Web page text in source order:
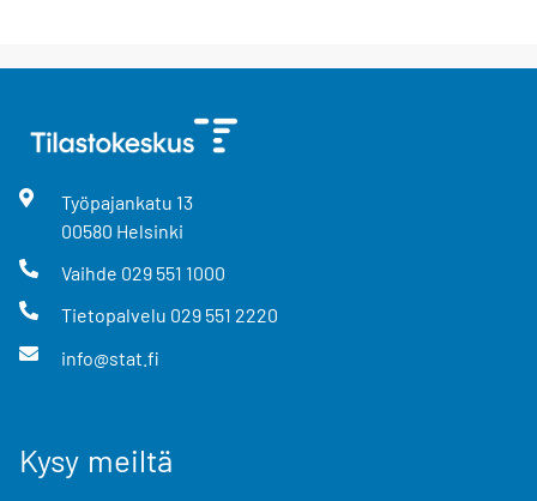
Työpajankatu 13
00580 Helsinki
Vaihde 029 551 1000
Tietopalvelu 029 551 2220
info@stat.fi
Kysy meiltä